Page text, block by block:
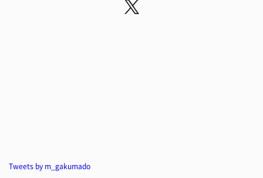
Tweets by m_gakumado